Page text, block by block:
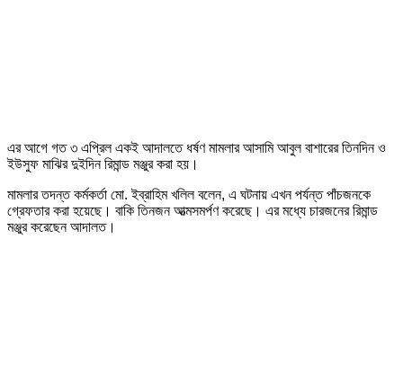
এর আগে গত ৩ এপ্রিল একই আদালতে ধর্ষণ মামলার আসামি আবুল বাশারের তিনদিন ও
ইউসুফ মাঝির দুইদিন রিমান্ড মঞ্জুর করা হয়।
মামলার তদন্ত কর্মকর্তা মো. ইব্রাহিম খলিল বলেন, এ ঘটনায় এখন পর্যন্ত পাঁচজনকে
গ্রেফতার করা হয়েছে। বাকি তিনজন আত্মসমর্পণ করেছে। এর মধ্যে চারজনের রিমান্ড
মঞ্জুর করেছেন আদালত।